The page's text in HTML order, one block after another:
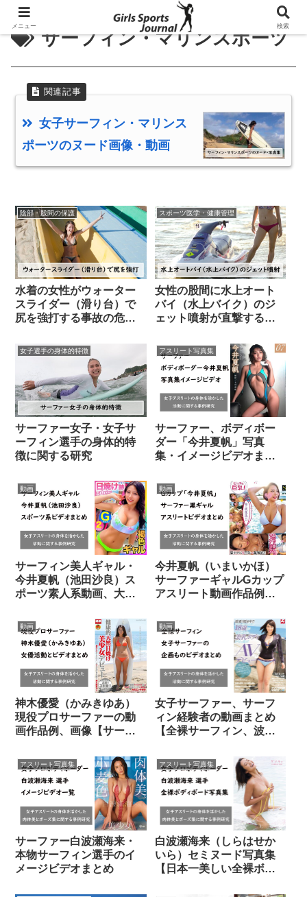
サーフィン・マリンスポーツ
女子サーフィン・マリンス
ポーツのヌード画像・動画
陰部・股間の保護
水着の女性がウォーター
スライダー（滑り台）で
尻を強打する事故の危険
スポーツ医学・健康管理
女性の股間に水上オート
バイ（水上バイク）のジ
ェット噴射が直撃する危
女子選手の身体的特徴
サーファー女子・女子サ
ーフィン選手の身体的特
徴に関する研究
アスリート写真集
サーファー、ボディボー
ダー「今井夏帆」写真
集・イメージビデオまと
動画
サーフィン美人ギャル・
今井夏帆（池田沙良）ス
ポーツ素人系動画、大人
ズ
動画
今井夏帆（いまいかほ）
サーファーギャルGカップ
アスリート動画作品例、
動画
神木優愛（かみきゆあ）
現役プロサーファーの動
画作品例、画像【サーフ
動画
女子サーファー、サーフ
ィン経験者の動画まとめ
【全裸サーフィン、波乗
アスリート写真集
サーファー白波瀬海来・
本物サーフィン選手のイ
メージビデオまとめ
アスリート写真集
白波瀬海来（しらはせか
いら）セミヌード写真集
【日本一美しい全裸ボデ
メニュー 検索